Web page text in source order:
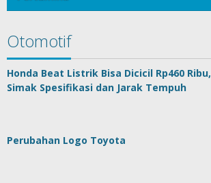
Otomotif
Honda Beat Listrik Bisa Dicicil Rp460 Ribu,
Simak Spesifikasi dan Jarak Tempuh
Perubahan Logo Toyota